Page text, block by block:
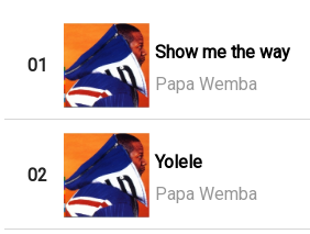
01
Show me the way
Papa Wemba
02
Yolele
Papa Wemba